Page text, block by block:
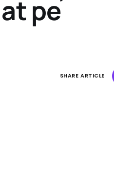
pe
SHARE ARTICLE